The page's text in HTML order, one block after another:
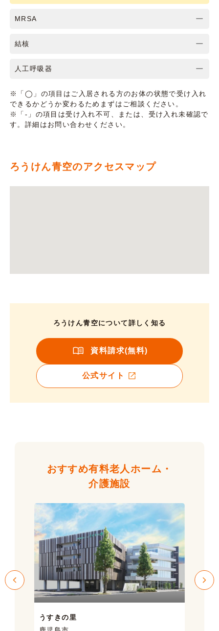
MRSA
結核
人工呼吸器
※「◯」の項目はご入居される方のお体の状態で受け入れ
できるかどうか変わるためまずはご相談ください。
※「-」の項目は受け入れ不可、または、受け入れ未確認で
す。詳細はお問い合わせください。
ろうけん青空のアクセスマップ
ろうけん青空について詳しく知る
資料請求(無料)
公式サイト
おすすめ有料老人ホーム・
介護施設
うすきの里